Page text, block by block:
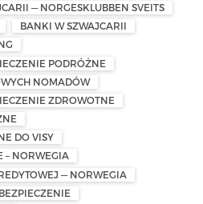
— NORGESKLUBBEN SVEITS
BANKI W SZWAJCARII
PODRÓŻNE
NOMADÓW
ZDROWOTNE
DO VISY
– NORWEGIA
— NORWEGIA